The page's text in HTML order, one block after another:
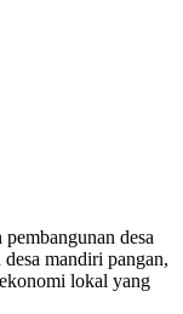
desa
mandiri pangan,
lokal yang